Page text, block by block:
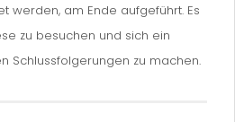
werden, am Ende aufgeführt. Es
zu besuchen und sich ein
Schlussfolgerungen zu machen.